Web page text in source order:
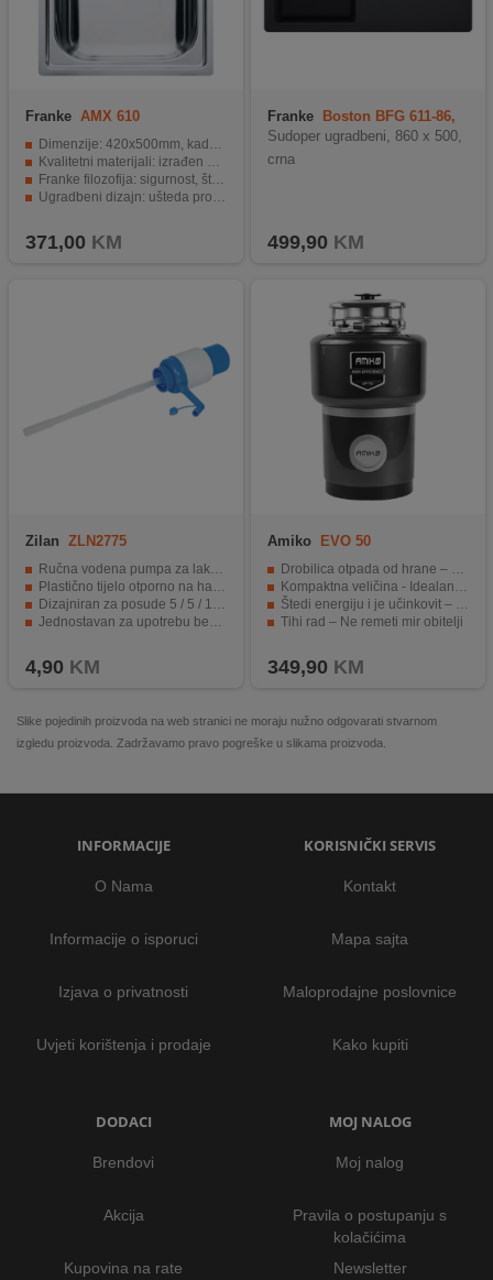
Franke AMX 610
Dimenzije: 420x500mm, kada 340x400x205mm.
Kvalitetni materijali: izrađen od INOX-a.
Franke filozofija: sigurnost, štednja energije i okoliša.
Ugradbeni dizajn: ušteda prostora u kuhinji.
371,00 KM
Franke
Boston BFG 611-86,
crna
Sudoper ugradbeni, 860 x 500,
crna
499,90 KM
Zilan ZLN2775
Ručna vodena pumpa za lako prenošenje
Plastično tijelo otporno na habanje i udarce
Dizajniran za posude 5 / 5 / 10 lit. i boce 12 / 19 lit.
Jednostavan za upotrebu bez teškog podizanja
4,90 KM
Amiko EVO 50
Drobilica otpada od hrane – Tajna čiste, moderne kuhinje
Kompaktna veličina - Idealan za studijske sobe i male kuhinje
Štedi energiju i je učinkovit – Ekološki osviješten izbor
Tihi rad – Ne remeti mir obitelji
349,90 KM
Slike pojedinih proizvoda na web stranici ne moraju nužno odgovarati stvarnom
izgledu proizvoda. Zadržavamo pravo pogreške u slikama proizvoda.
INFORMACIJE
O Nama
Informacije o isporuci
Izjava o privatnosti
Uvjeti korištenja i prodaje
KORISNIČKI SERVIS
Kontakt
Mapa sajta
Maloprodajne poslovnice
Kako kupiti
DODACI
Brendovi
Akcija
Kupovina na rate
MOJ NALOG
Moj nalog
Pravila o postupanju s
kolačićima
Newsletter